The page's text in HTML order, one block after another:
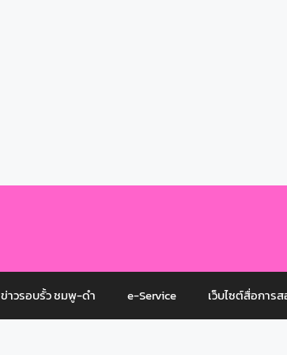
ข่าวรอบรั้ว ชมพู-ดำ e-Service เว็บไซต์สื่อการ